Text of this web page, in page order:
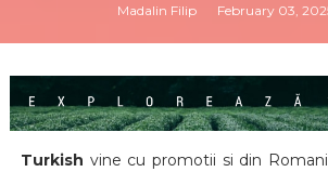
Madalin Filip February 03,
Turkish vine cu promotii si din